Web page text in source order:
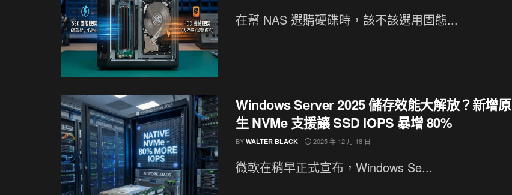
在幫 NAS 選購硬碟時，該不該選用固態...
Windows Server 2025 儲存效能大解放？新增原
生 NVMe 支援讓 SSD IOPS 暴增 80%
BY WALTER BLACK 2025 年 12 月 18 日
微軟在稍早正式宣布，Windows Se...